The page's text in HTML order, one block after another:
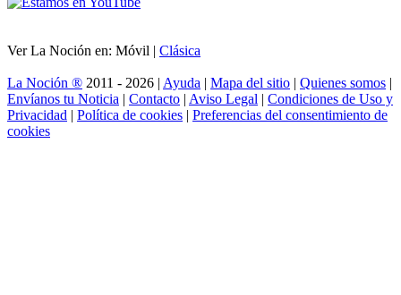
Ver La Noción en: Móvil | Clásica
La Noción ® 2011 - 2026 | Ayuda | Mapa del sitio | Quienes somos |
Envíanos tu Noticia | Contacto | Aviso Legal | Condiciones de Uso y
Privacidad | Política de cookies | Preferencias del consentimiento de
cookies